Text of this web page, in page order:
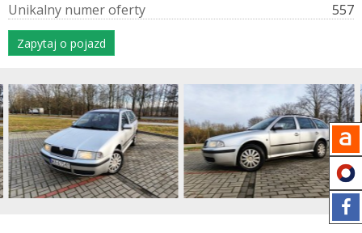
Unikalny numeroferty 557
Zapytaj o pojazd